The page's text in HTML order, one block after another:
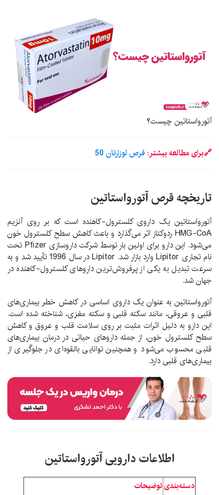
آتورواستاتین چیست؟
🔗برای مطالعه بیشتر: قرص لوزارتان 50
تاریخچه قرص آتورواستاتین
آتورواستاتین یک داروی کلسترول-کاهنده است که بر روی آنزیم
HMG-CoA ردوکتاز اثر می‌گذارد و باعث کاهش سطح کلسترول خون
می‌شود. این دارو برای اولین بار توسط شرکت داروسازی Pfizer تحت
نام تجاری Lipitor وارد بازار شد. Lipitor در سال 1996 تأیید شد و به
سرعت تبدیل به یکی از پرفروش‌ترین داروهای کلسترول-کاهنده در
جهان شد.
آتورواستاتین به عنوان یک داروی اساسی در کاهش خطر بیماری‌های
قلبی و عروقی، مانند سکته قلبی و سکته مغزی، شناخته شده است.
این دارو به دلیل اثرات مثبت بر روی سلامت قلب و عروق و کاهش
سطح کلسترول خون، از جمله داروهای حیاتی در درمان بیماری‌های
قلبی محسوب می‌شود و همچنین توانایی بالقوه‌ای در جلوگیری از
بیماری‌های قلبی دارد.
اطلاعات دارویی آتورواستاتین
دسته‌بندیتوضیحات